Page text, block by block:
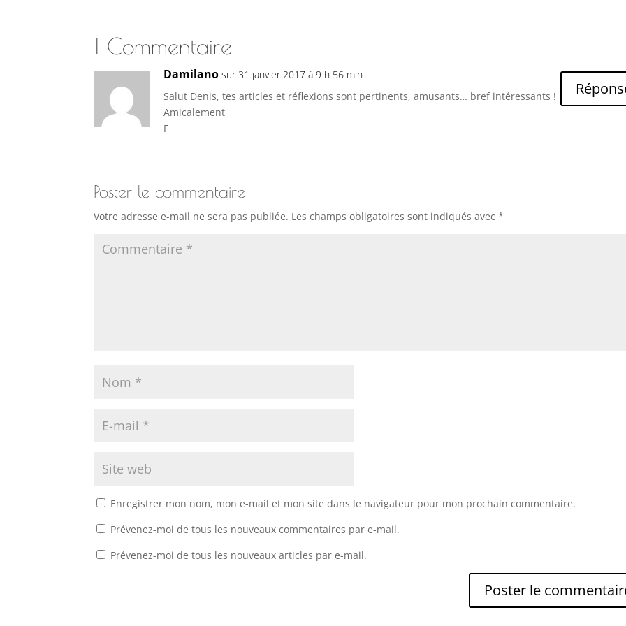
1 Commentaire
Damilano sur 31 janvier 2017 à 9 h 56 min
Salut Denis, tes articles et réflexions sont pertinents, amusants… bref intéressants !
Amicalement
F
Poster le commentaire
Votre adresse e-mail ne sera pas publiée. Les champs obligatoires sont indiqués avec*
Enregistrer mon nom, mon e-mail et mon site dans le navigateur pour mon prochain commentaire.
Prévenez-moi de tous les nouveaux commentaires par e-mail.
Prévenez-moi de tous les nouveaux articles par e-mail.